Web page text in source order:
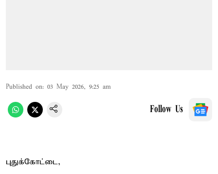
Published on: 03 May 2026, 9:25 am
Follow Us
புதுக்கோட்டை,